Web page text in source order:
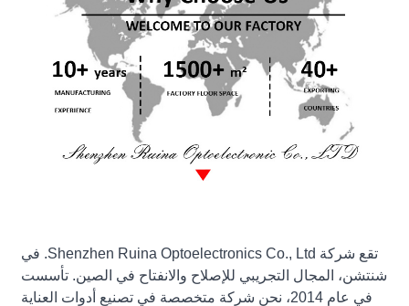
تقع شركة Shenzhen Ruina Optoelectronics Co., Ltd. في
شنتشن، المجال التجريبي للإصلاح والانفتاح في الصين. تأسست
في عام 2014، نحن شركة متخصصة في تصنيع أدوات العناية